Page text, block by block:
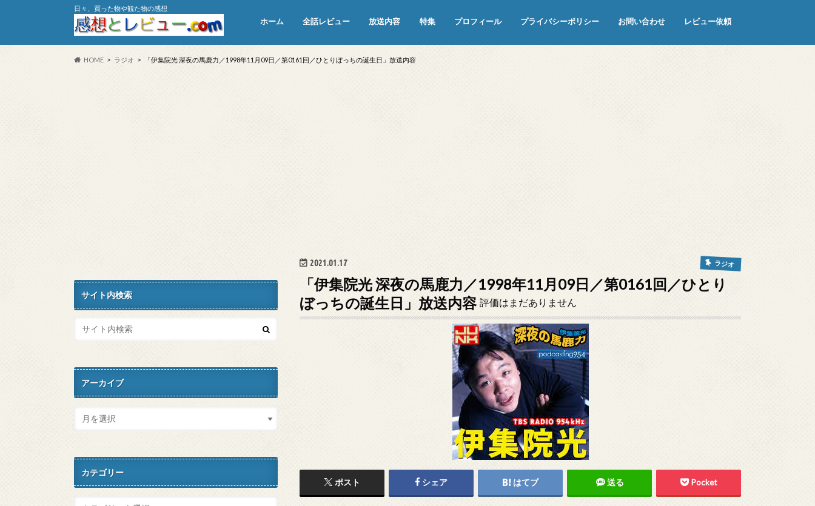
日々、買った物や観た物の感想
ホーム 全話レビュー 放送内容 特集 プロフィール プライバシーポリシー お問い合わせ レビュー依頼
HOME ラジオ 「伊集院光 深夜の馬鹿力／1998年11月09日／第0161回／ひとりぼっちの誕生日」放送内容
2021.01.17 ラジオ
「伊集院光 深夜の馬鹿力／1998年11月09日／第0161回／ひとり
ぼっちの誕生日」放送内容 評価はまだありません
ポスト シェア はてブ 送る Pocket
サイト内検索
アーカイブ
カテゴリー